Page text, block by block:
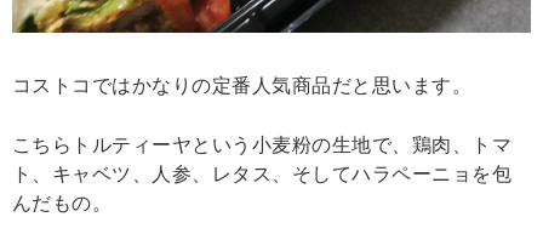
コストコではかなりの定番人気商品だと思います。
こちらトルティーヤという小麦粉の生地で、鶏肉、トマ
ト、キャベツ、人参、レタス、そしてハラペーニョを包
んだもの。